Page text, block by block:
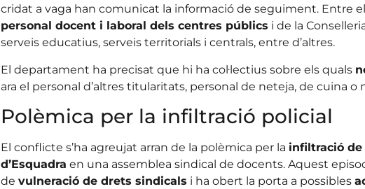
cridat a vaga han comunicat la informació de seguiment. Entre
personal docent i laboral dels centres públics i de la
serveis educatius, serveis territorials i centrals, entre d’altres.
El departament ha precisat que hi ha col·lectius sobre els quals
ara el personal d’altres titularitats, personal de neteja, de cuina o
Polèmica per la infiltració policial
El conflicte s’ha agreujat arran de la polèmica per la infiltració de
d’Esquadra en una assemblea sindical de docents. Aquest
de vulneració de drets sindicals i ha obert la porta a possibles